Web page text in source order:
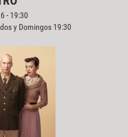
- 19:30
y Domingos 19:30